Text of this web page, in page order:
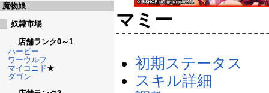
マミー
初期ステータス
スキル詳細
魔物娘
奴隷市場
店舗ランク0～1
ハーピー
ワーウルフ
マイコニド★
ダゴン